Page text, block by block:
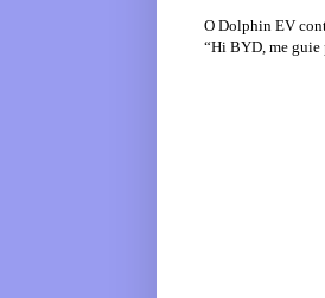
O Dolphin EV
“Hi BYD, me guie